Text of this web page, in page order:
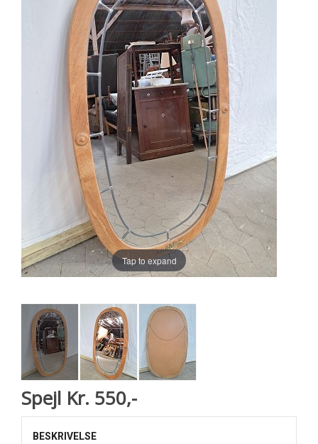
Tap to expand
Spejl Kr. 550,-
BESKRIVELSE